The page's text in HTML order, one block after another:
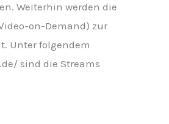
Weiterhin werden die
on-Demand) zur
Unter folgendem
sind die Streams